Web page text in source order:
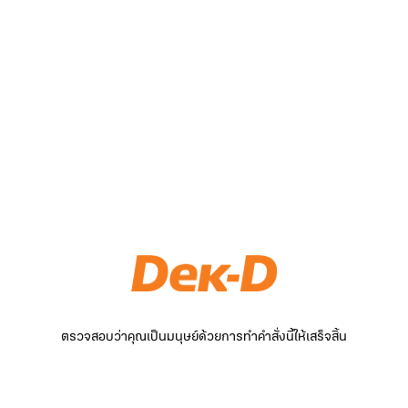
ตรวจสอบว่าคุณเป็นมนุษย์ด้วยการทำคำสั่งนี้ให้เสร็จสิ้น